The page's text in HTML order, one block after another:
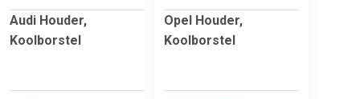
Audi Houder,
Koolborstel
Opel Houder,
Koolborstel